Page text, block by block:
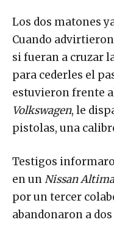
Los dos matones
Cuando
si fueran a cruzar
para cederles el
estuvieron frente
Volkswagen, le
pistolas, una
Testigos
en unNissan Altima
por un tercer
abandonaron a